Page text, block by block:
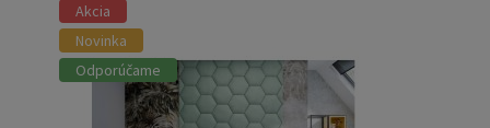
Akcia
Novinka
Odporúčame